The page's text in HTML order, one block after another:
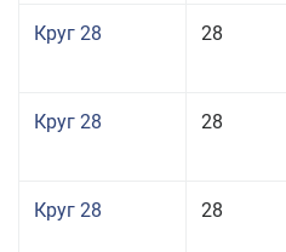
Круг 28 28
Круг 28 28
Круг 28 28